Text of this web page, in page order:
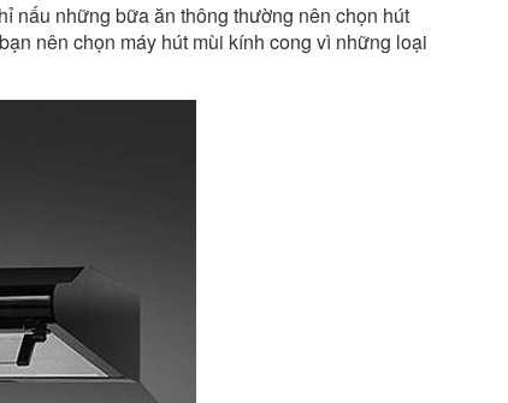
nấu những bữa ăn thông thường nên chọn hút
nên chọn máy hút mùi kính cong vì những loại